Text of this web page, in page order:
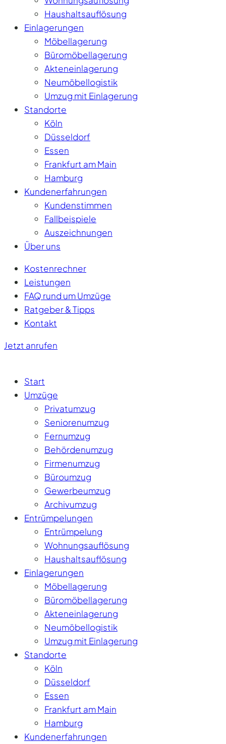
Haushaltsauflösung
Einlagerungen
Möbellagerung
Büromöbellagerung
Akteneinlagerung
Neumöbellogistik
Umzug mit Einlagerung
Standorte
Köln
Düsseldorf
Essen
Frankfurt am Main
Hamburg
Kundenerfahrungen
Kundenstimmen
Fallbeispiele
Auszeichnungen
Über uns
Kostenrechner
Leistungen
FAQ rund um Umzüge
Ratgeber & Tipps
Kontakt
Jetzt anrufen
Start
Umzüge
Privatumzug
Seniorenumzug
Fernumzug
Behördenumzug
Firmenumzug
Büroumzug
Gewerbeumzug
Archivumzug
Entrümpelungen
Entrümpelung
Wohnungsauflösung
Haushaltsauflösung
Einlagerungen
Möbellagerung
Büromöbellagerung
Akteneinlagerung
Neumöbellogistik
Umzug mit Einlagerung
Standorte
Köln
Düsseldorf
Essen
Frankfurt am Main
Hamburg
Kundenerfahrungen